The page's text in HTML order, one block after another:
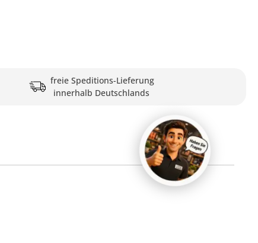
freie Speditions-Lieferung
innerhalb Deutschlands